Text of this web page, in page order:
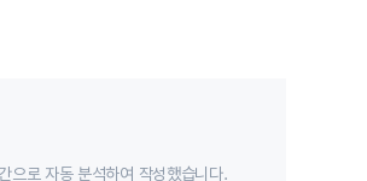
으로 자동 분석하여 작성했습니다.